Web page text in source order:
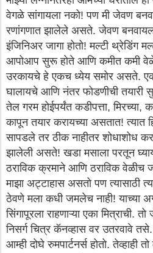
वेगळे सांगायला नको! पण मी जेवण
रणांगणात झालेले असते. जेवण
इंजिनिअर जागा होतो! मल्टी थ्रेडिंग
आपोआप सुरू होते आणि कमीत कमी
उरकायचे हे एकच ध्येय समोर असते.
घालायचे आणि नंतर फोडणीची तयारी
तेल गरम होईपर्यंत कडीपत्ता, मिरच्या,
कापून तयार करायच्या असतात! त्यात
सापडले तर ठीक नाहीतर शोधाशोध
झालेली असते! खडा मसाला परतून
ठराविक क्रमाने आणि ठराविक वेळीच
माझा अट्टाहास असतो पण त्यासाठी
ठेवणे मला कधी जमलेच नाही! याच्या
सिंगापूरला राहणाऱ्या एका मित्राची.
निसर्ग चित्र कॅनव्हास वर उतरवावे
आम्ही दोघे रुमपार्टनर्स होतो. तेव्हाही